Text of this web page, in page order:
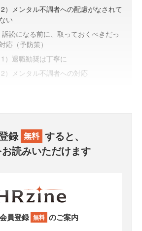
2）メンタル不調者への配慮がなされて
い
訴訟になる前に、取っておくべきだっ
応（予防策）
1）退職勧奨は丁寧に
2）メンタル不調者への対応
録 無料 すると、
読みいただけます
員登録 無料 のご案内